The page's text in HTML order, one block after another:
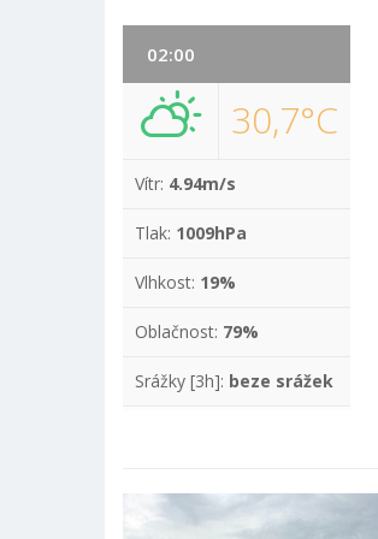
02:00
30,7°C
Vítr: 4.94m/s
Tlak: 1009hPa
Vlhkost: 19%
Oblačnost: 79%
Srážky [3h]: beze srážek